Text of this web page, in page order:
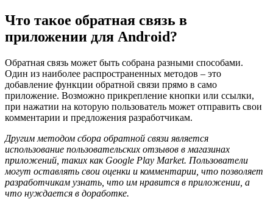
Что такое обратная связь в
приложении для Android?
Обратная связь может быть собрана разными способами.
Один из наиболее распространенных методов – это
добавление функции обратной связи прямо в само
приложение. Возможно прикрепление кнопки или ссылки,
при нажатии на которую пользователь может отправить свои
комментарии и предложения разработчикам.
Другим методом сбора обратной связи является
использование пользовательских отзывов в магазинах
приложений, таких как Google Play Market. Пользователи
могут оставлять свои оценки и комментарии, что позволяет
разработчикам узнать, что им нравится в приложении, а
что нуждается в доработке.